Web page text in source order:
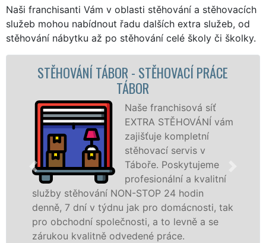
Naši franchisanti Vám v oblasti stěhování a stěhovacích
služeb mohou nabídnout řadu dalších extra služeb, od
stěhování nábytku až po stěhování celé školy či školky.
PRÁCE
vám
kvalitní
tak
a se
STĚHOVACÍ SLUŽBA TÁBOR -
stěhovací
stěhovací
technikou.
služby zajišťujeme domácnostem i
celém okresu Tábor se zárukou
franchisové sítě EXTRA STĚHOVÁNÍ.
Nabízíme stěhovací služby NON-